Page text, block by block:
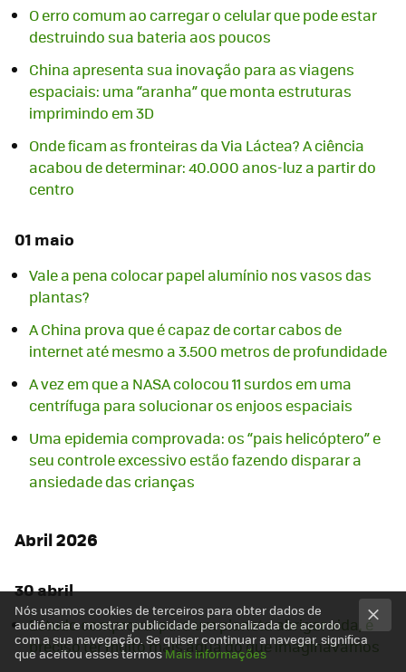
O erro comum ao carregar o celular que pode estar
destruindo sua bateria aos poucos
China apresenta sua inovação para as viagens
espaciais: uma “aranha” que monta estruturas
imprimindo em 3D
Onde ficam as fronteiras da Via Láctea? A ciência
acabou de determinar: 40.000 anos-luz a partir do
centro
01 maio
Vale a pena colocar papel alumínio nos vasos das
plantas?
A China prova que é capaz de cortar cabos de
internet até mesmo a 3.500 metros de profundidade
A vez em que a NASA colocou 11 surdos em uma
centrífuga para solucionar os enjoos espaciais
Uma epidemia comprovada: os “pais helicóptero” e
seu controle excessivo estão fazendo disparar a
ansiedade das crianças
Abril 2026
30 abril
Estudo comprova: para um planeta abrigar vida, é
preciso ter muito mais água do que imaginávamos
Nós usamos cookies de terceiros para obter dados de
audiência e mostrar publicidade personalizada de acordo
com a sua navegação. Se quiser continuar a navegar, significa
que aceitou esses termosMais informações